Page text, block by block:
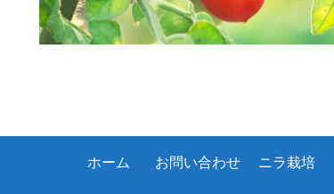
ホーム お問い合わせ ニラ栽培